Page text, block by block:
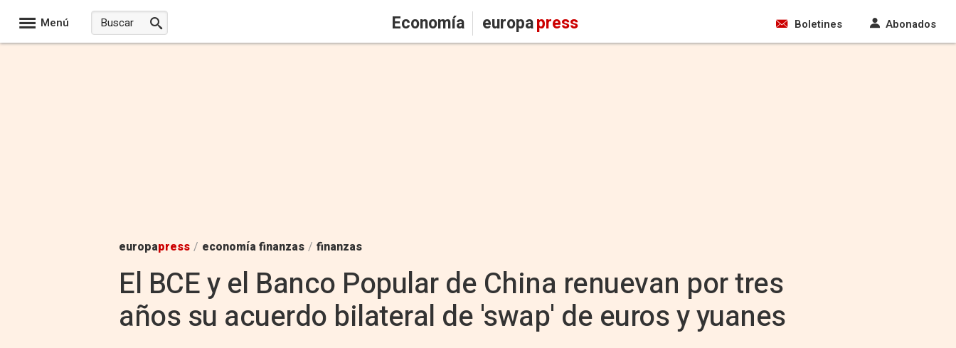
Menú Economía europapress Boletines Abonados
europapress / economía finanzas / finanzas
El BCE y el Banco Popular de China renuevan por tres
años su acuerdo bilateral de 'swap' de euros y yuanes